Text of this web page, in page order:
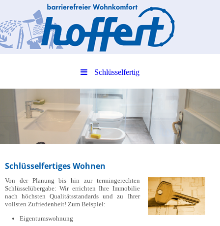
Schlüsselfertig
Schlüsselfertiges Wohnen
Von der Planung bis hin zur termingerechten
Schlüsselübergabe: Wir errichten Ihre Immobilie
nach höchsten Qualitätsstandards und zu Ihrer
vollsten Zufriedenheit! Zum Beispiel:
Eigentumswohnung